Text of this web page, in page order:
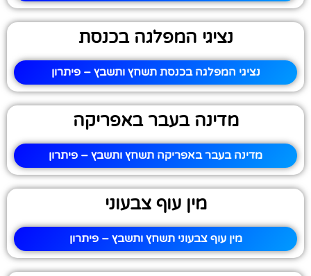
נציגי המפלגה בכנסת
נציגי המפלגה בכנסת תשחץ ותשבץ – פיתרון
מדינה בעבר באפריקה
מדינה בעבר באפריקה תשחץ ותשבץ – פיתרון
מין עוף צבעוני
מין עוף צבעוני תשחץ ותשבץ – פיתרון